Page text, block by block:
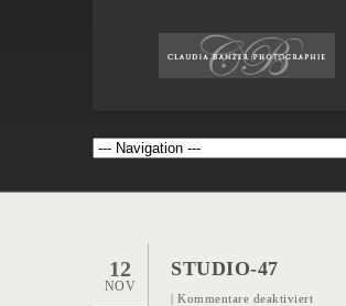
12
NOV
STUDIO-47
| Kommentare deaktiviertfür